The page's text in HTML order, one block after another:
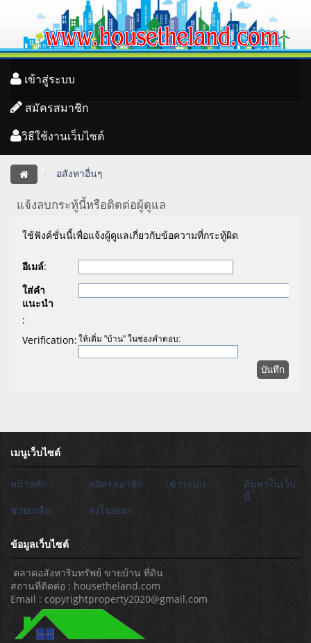
เข้าสู่ระบบ
สมัครสมาชิก
วิธีใช้งานเว็บไซต์
อสังหาอื่นๆ
แจ้งลบกระทู้นี้หรือติดต่อผู้ดูแล
ใช้ฟังค์ชั่นนี้เพื่อแจ้งผู้ดูแลเกี่ยวกับข้อความที่กระทู้ผิด
อีเมล์:
ใส่คำ
แนะนำ
:
Verification: ให้เติ่ม "บ้าน" ในช่องคำตอบ:
เมนูเว็บไซต์
หน้าหลัก สมัครสมาชิก เข้าระบบ
ค้นหาในเว็บ
นี้
ช่วยเหลือ!
ลงโฆษณา
ข้อมูลเว็บไซต์
ตลาดอสังหาริมทรัพย์ ขายบ้าน ที่ดิน
สถานที่ติดต่อ : housetheland.com
Email : copyrightproperty2020@gmail.com